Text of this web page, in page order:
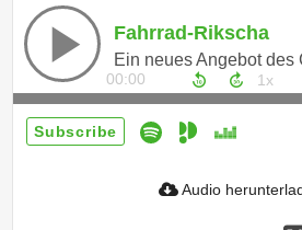
Fahrrad-Rikscha
Ein neues Angebot
00:00
Subscribe
Audio